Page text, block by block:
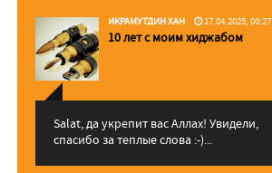
ИКРАМУТДИН ХАН 17.04.2025, 00:27
10 лет с моим хиджабом
Salat, да укрепит вас Аллаx! Увидели,
спасибо за теплые слова :-)...